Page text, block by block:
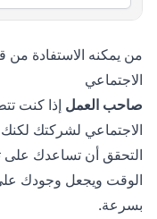
من يمكنه الاستفادة من
الاجتماعي
صاحب العمل إذا كنت
الاجتماعي لشركتك لكنك
التحقق أن تساعدك
الوقت ويجعل وجودك
بسرعة.